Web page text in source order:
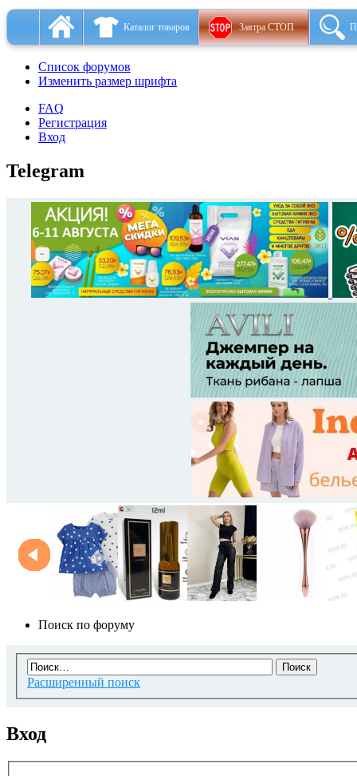
Каталог товаров Завтра СТОП
Список форумов
Изменить размер шрифта
FAQ
Регистрация
Вход
Telegram
Поиск по форуму
Расширенный поиск
Вход